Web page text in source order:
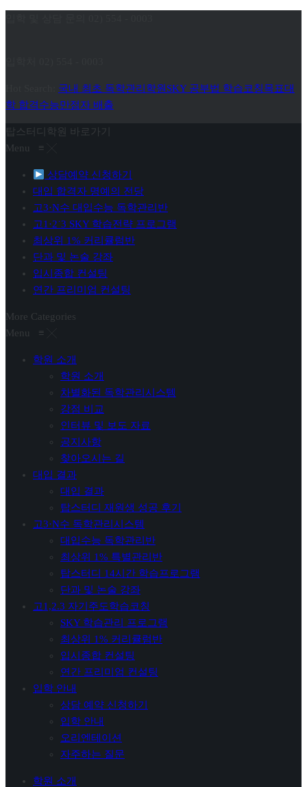
국내 최초 독학관리학원 SKY 공부법 학습코칭목표대
학 합격수능만점자 배출
탑스터디학원 바로가기
Menu ≡ ╳
상담예약 신청하기
대입 합격자 명예의 전당
고3·N수 대입수능 독학관리반
고1·2˙3 SKY 학습전략 프로그램
최상위 1% 커리큘럼반
단과 및 논술 강좌
입시종합 컨설팅
연간 프리미엄 컨설팅
More Categories
Menu ≡ ╳
학원 소개
학원 소개
차별화된 독학관리시스템
강점 비교
인터뷰 및 보도 자료
공지사항
찾아오시는 길
대입 결과
대입 결과
탑스터디 재원생 성공 후기
고3·N수 독학관리시스템
대입수능 독학관리반
최상위 1% 특별관리반
탑스터디 14시간 학습프로그램
단과 및 논술 강좌
고1,2.3 자기주도학습코칭
SKY 학습관리 프로그램
최상위 1% 커리큘럼반
입시종합 컨설팅
연간 프리미엄 컨설팅
입학 안내
상담 예약 신청하기
입학 안내
오리엔테이션
자주하는 질문
학원 소개